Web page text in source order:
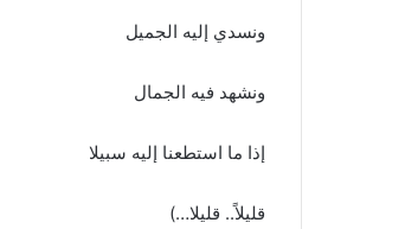
ونسدي إليه الجميل
ونشهد فيه الجمال
إذا ما استطعنا إليه سبيلا
قليلاً.. قليلا…)